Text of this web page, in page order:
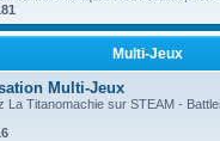
Multi-Jeux
Multi-Jeux
La Titanomachie sur STEAM -